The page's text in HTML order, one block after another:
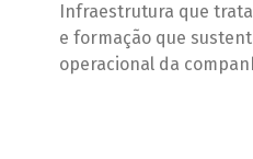
Infraestrutura que
e formação que
operacional da